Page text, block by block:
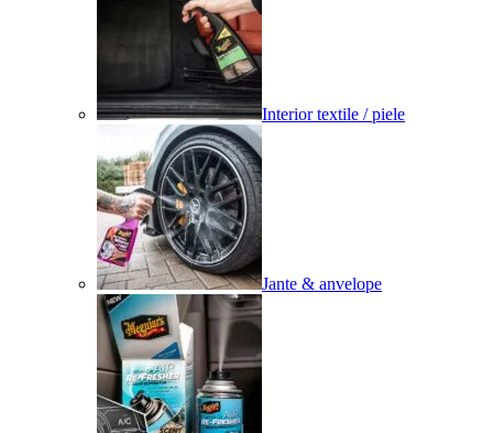
Interior textile / piele
Jante & anvelope